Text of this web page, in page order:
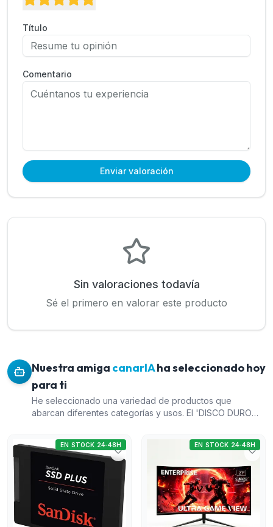
Título
Comentario
Enviar valoración
Sin valoraciones todavía
Sé el primero en valorar este producto
Nuestra amiga canarIAha seleccionado hoy
para ti
He seleccionado una variedad de productos que
abarcan diferentes categorías y usos. El 'DISCO DURO
un precio razonable, ideal para mejorar la velocidad de
un ordenador. El 'MONITOR ENTERPRISE ULTRAGAME-
VIEW 27 CURVO' es perfecto para los gamers, gracias a
su frecuencia de actualización de 200Hz y pantalla curva
que ofrece una experiencia inmersiva. El 'PORTATIL HP
OMNIBOOK 3' es una opción potente con un procesador
i5 y 8GB de RAM, adecuado para usos generales. Por
último, la 'PLACA BASE MSI PRO H610M-E DDR4' es una
EN STOCK 24-48H EN STOCK 24-48H